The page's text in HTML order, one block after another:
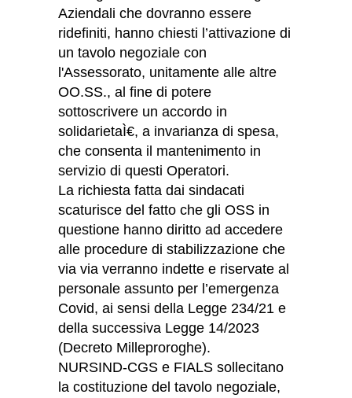
Aziendali che dovranno essere
ridefiniti, hanno chiesti l’attivazione di
un tavolo negoziale con
l'Assessorato, unitamente alle altre
OO.SS., al fine di potere
sottoscrivere un accordo in
solidarietaÌ€, a invarianza di spesa,
che consenta il mantenimento in
servizio di questi Operatori.
La richiesta fatta dai sindacati
scaturisce del fatto che gli OSS in
questione hanno diritto ad accedere
alle procedure di stabilizzazione che
via via verranno indette e riservate al
personale assunto per l’emergenza
Covid, ai sensi della Legge 234/21 e
della successiva Legge 14/2023
(Decreto Milleproroghe).
NURSIND-CGS e FIALS sollecitano
la costituzione del tavolo negoziale,